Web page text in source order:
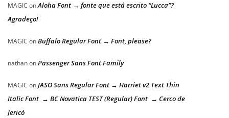
MAGIC onAloha Font → fonte que está escrito “Lucca”?
Agradeço!
MAGIC onBuffalo Regular Font → Font, please?
nathanonPassenger Sans Font Family
MAGIC onJASO Sans Regular Font → Harriet v2 Text Thin
Italic Font → BC Novatica TEST (Regular) Font → Cerco de
Jericó